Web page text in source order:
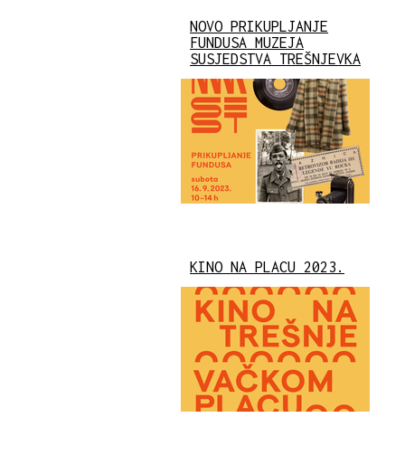
NOVO PRIKUPLJANJE
FUNDUSA MUZEJA
SUSJEDSTVA TREŠNJEVKA
KINO NA PLACU 2023.